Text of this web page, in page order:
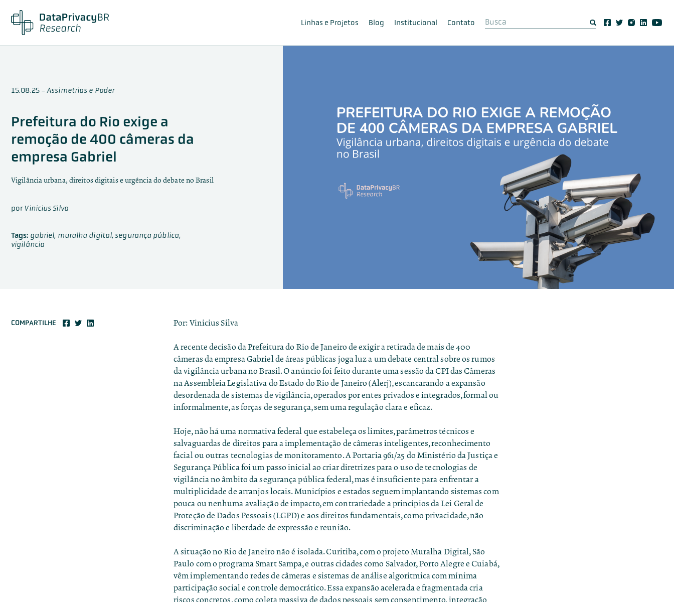
Linhas e Projetos Blog Institucional Contato
15.08.25-Assimetrias e Poder
Prefeitura do Rio exige a
remoção de 400 câmeras da
empresa Gabriel
Vigilância urbana, direitos digitais e urgência do debate no Brasil
porVinicius Silva
Tags: gabriel, muralha digital, segurança pública,
vigilância
COMPARTILHE Por: Vinicius Silva
A recente decisão da Prefeitura do Rio de Janeiro de exigir aretirada de mais de 400
câmeras da empresa Gabriel de áreas públicas joga luz a um debate central sobre os rumos
da vigilância urbana no Brasil. O anúncio foi feito durante uma sessão daCPI das Câmeras
na Assembleia Legislativa do Estado do Rio de Janeiro (Alerj), escancarando a expansão
desordenada de sistemas de vigilância, operados por entes privados e integrados, formal ou
informalmente, as forças de segurança, sem uma regulação clara e eficaz.
Hoje, não há uma normativa federal que estabeleça os limites, parâmetros técnicos e
salvaguardas de direitos para a implementação de câmeras inteligentes, reconhecimento
facial ou outras tecnologias de monitoramento. APortaria 961/25 do Ministério da Justiça e
Segurança Públicafoi um passo inicial ao criar diretrizes para o uso de tecnologias de
vigilância no âmbito da segurança pública federal, mas é insuficiente para enfrentar a
multiplicidade de arranjos locais. Municípios e estados seguem implantando sistemas com
pouca ou nenhuma avaliação de impacto, em contrariedade a princípios da Lei Geral de
Proteção de Dados Pessoais (LGPD) e aos direitos fundamentais, como privacidade, não
discriminação e liberdade de expressão e reunião.
A situação no Rio de Janeiro não é isolada.Curitiba, com o projeto Muralha Digital,São
Paulo com o programa Smart Sampa, e outras cidades como Salvador, Porto Alegre e Cuiabá,
vêm implementando redes de câmeras e sistemas de análise algorítmica com mínima
participação social e controle democrático. Essa expansão acelerada e fragmentada cria
riscos concretos, como coleta massiva de dados pessoais sem consentimento, integração